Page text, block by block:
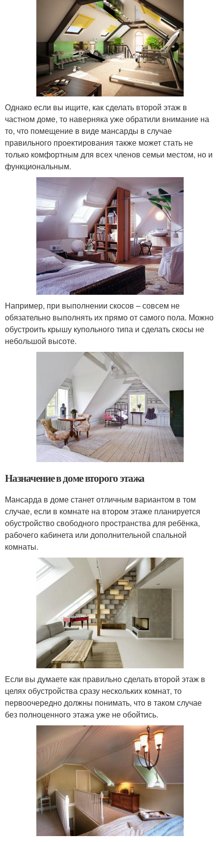
Однако если вы ищите, как сделать второй этаж в
частном доме, то наверняка уже обратили внимание на
то, что помещение в виде мансарды в случае
правильного проектирования также может стать не
только комфортным для всех членов семьи местом, но и
функциональным.
Например, при выполнении скосов – совсем не
обязательно выполнять их прямо от самого пола. Можно
обустроить крышу купольного типа и сделать скосы не
небольшой высоте.
Назначение в доме второго этажа
Мансарда в доме станет отличным вариантом в том
случае, если в комнате на втором этаже планируется
обустройство свободного пространства для ребёнка,
рабочего кабинета или дополнительной спальной
комнаты.
Если вы думаете как правильно сделать второй этаж в
целях обустройства сразу нескольких комнат, то
первоочередно должны понимать, что в таком случае
без полноценного этажа уже не обойтись.